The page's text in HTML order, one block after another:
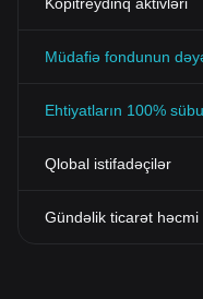
Müdafiə fondunun
Ehtiyatların 100%
Qlobal istifadəçilər
Gündəlik ticarət həcmi